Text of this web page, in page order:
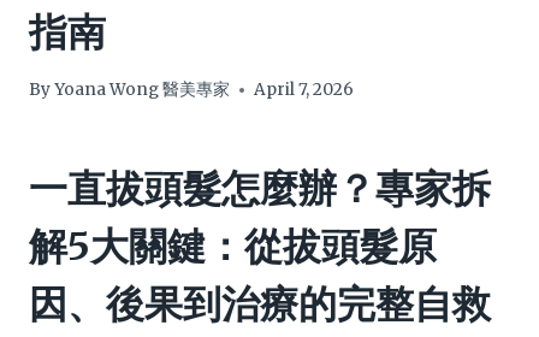
指南
ByYoana Wong 醫美專家 April 7, 2026
一直拔頭髮怎麼辦？專家拆
解5大關鍵：從拔頭髮原
因、後果到治療的完整自救